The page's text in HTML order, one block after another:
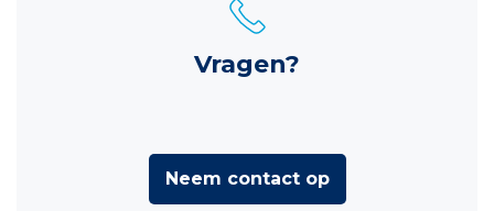
Vragen?
Neem contact op